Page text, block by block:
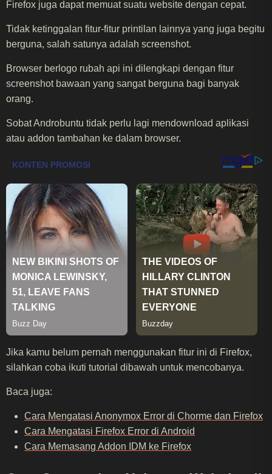
Firefox juga dapat memuat suatu website dengan cepat.
Tidak ketinggalan fitur-fitur printilan lainnya yang juga begitu
berguna, salah satunya adalah screenshot.
Browser berlogo rubah api ini dilengkapi dengan fitur
screenshot bawaan yang sangat berguna bagi banyak
orang.
Sobat Androbuntu tidak perlu lagi mendownload aplikasi
atau addon tambahan ke dalam browser.
Jika kamu belum pernah menggunakan fitur ini di Firefox,
silahkan coba ikuti tutorial dibawah untuk mencobanya.
Baca juga:
Cara Mengatasi Anonymox Error di Chorme dan Firefox
Cara Mengatasi Firefox Error di Android
Cara Memasang Addon IDM ke Firefox